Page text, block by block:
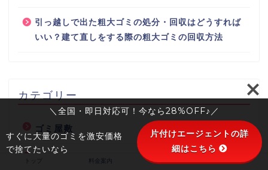
引っ越しで出た粗大ゴミの処分・回収はどうすれば
いい？建て直しをする際の粗大ゴミの回収方法
カテゴリー
ゴミ屋敷
千葉県の粗大ごみ・不用品回収
料金案内 会社概要 お客様の声
＼全国・即日対応可！今なら28%OFF♪／
すぐに大量のゴミを激安価格
で捨てたいなら
片付けエージェントの詳
細はこちら